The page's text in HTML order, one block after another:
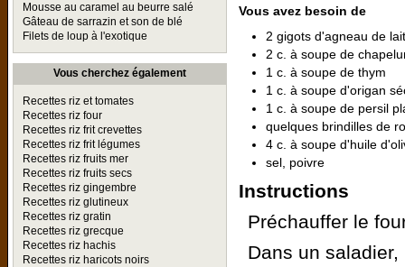
Mousse au caramel au beurre salé
Gâteau de sarrazin et son de blé
Filets de loup à l'exotique
Vous cherchez également
Recettes riz et tomates
Recettes riz four
Recettes riz frit crevettes
Recettes riz frit légumes
Recettes riz fruits mer
Recettes riz fruits secs
Recettes riz gingembre
Recettes riz glutineux
Recettes riz gratin
Recettes riz grecque
Recettes riz hachis
Recettes riz haricots noirs
Vous avez besoin de
2 gigots d'agneau de
2 c. à soupe de
1 c. à soupe de thym
1 c. à soupe d'origan
1 c. à soupe de persil
quelques brindilles de
4 c. à soupe d'huile
sel, poivre
Instructions
Préchauffer le
Dans un